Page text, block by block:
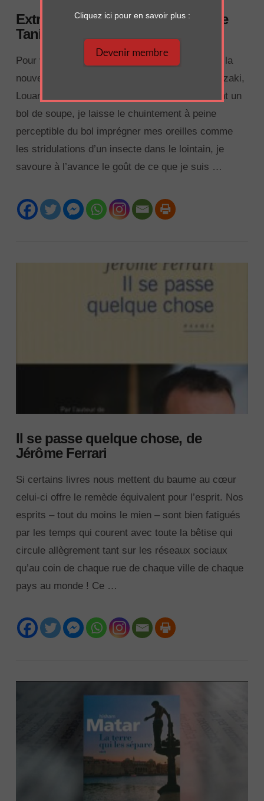
VIEW POST
Extrait de Louange de l'ombre, de
Tanizaki
Pour vous mettre en appétit, voici un extrait de la
nouvelle traduction de l’essai de Jun’ichirô Tanizaki,
Louange de l’ombre : Lorsque, me tenant devant un
bol de soupe, je laisse le chuintement à peine
perceptible du bol imprégner mes oreilles comme
les stridulations d’un insecte dans le lointain, je
savoure à l’avance le goût de ce que je suis …
VIEW POST
Il se passe quelque chose, de
Jérôme Ferrari
Si certains livres nous mettent du baume au cœur
celui-ci offre le remède équivalent pour l’esprit. Nos
esprits – tout du moins le mien – sont bien fatigués
par les temps qui courent avec toute la bêtise qui
circule allègrement tant sur les réseaux sociaux
qu’au coin de chaque rue de chaque ville de chaque
pays au monde ! Ce …
Cliquez ici pour en savoir plus :